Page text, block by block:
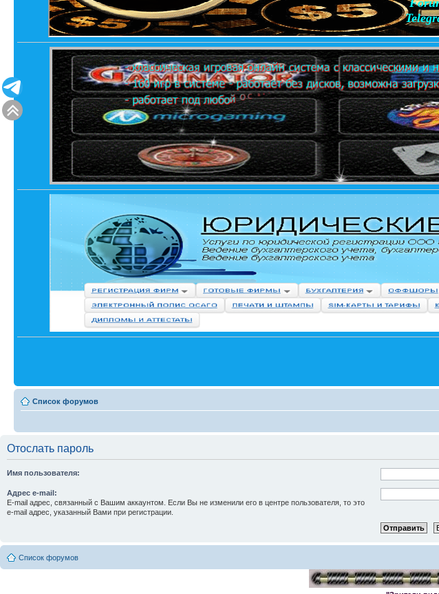
Список форумов
Отослать пароль
Имя пользователя:
Адрес e-mail:
E-mail адрес, связанный с Вашим аккаунтом. Если Вы не изменили его в центре пользователя, то это
e-mail адрес, указанный Вами при регистрации.
Список форумов